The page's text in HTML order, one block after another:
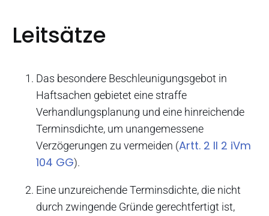
Leitsätze
Das besondere Beschleunigungsgebot in
Haftsachen gebietet eine straffe
Verhandlungsplanung und eine hinreichende
Terminsdichte, um unangemessene
Verzögerungen zu vermeiden (Artt. 2 II 2 iVm
104 GG).
Eine unzureichende Terminsdichte, die nicht
durch zwingende Gründe gerechtfertigt ist,